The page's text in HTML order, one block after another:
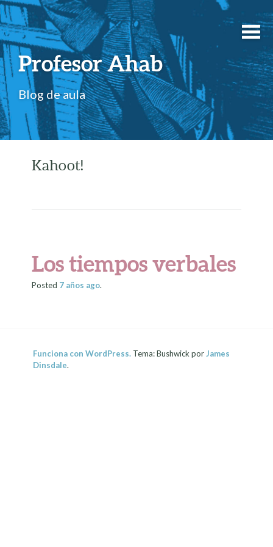
Profesor Ahab
Blog de aula
Kahoot!
Los tiempos verbales
Posted 7 años ago.
Funciona con WordPress. Tema: Bushwick por James
Dinsdale.